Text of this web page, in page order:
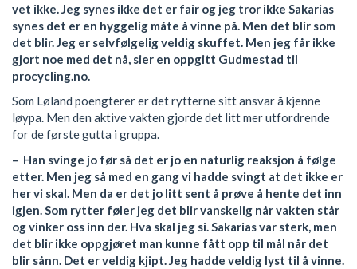
vet ikke. Jeg synes ikke det er fair og jeg tror ikke Sakarias
synes det er en hyggelig måte å vinne på. Men det blir som
det blir. Jeg er selvfølgelig veldig skuffet. Men jeg får ikke
gjort noe med det nå, sier en oppgitt Gudmestad til
procycling.no.
Som Løland poengterer er det rytterne sitt ansvar å kjenne
løypa. Men den aktive vakten gjorde det litt mer utfordrende
for de første gutta i gruppa.
– Han svinge jo før så det er jo en naturlig reaksjon å følge
etter. Men jeg så med en gang vi hadde svingt at det ikke er
her vi skal. Men da er det jo litt sent å prøve å hente det inn
igjen. Som rytter føler jeg det blir vanskelig når vakten står
og vinker oss inn der. Hva skal jeg si. Sakarias var sterk, men
det blir ikke oppgjøret man kunne fått opp til mål når det
blir sånn. Det er veldig kjipt. Jeg hadde veldig lyst til å vinne.